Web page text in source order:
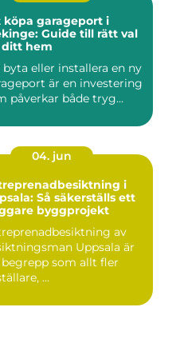
köpa garageport i
Guide till rätt val
hem
eller installera en ny
är en investering
påverkar både tryg...
04. jun
i
Så säkerställs ett
byggprojekt
av
Uppsala är
som allt fler
...